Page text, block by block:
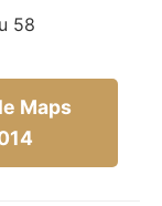
58
Maps